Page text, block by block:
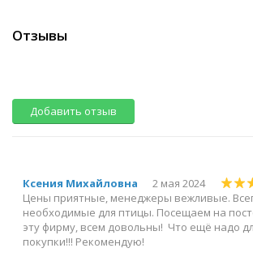
Отзывы
Добавить отзыв
Ксения Михайловна
2 мая 2024
Цены приятные, менеджеры вежливые.
необходимые для птицы. Посещаем на
эту фирму, всем довольны! Что ещё надо
покупки!!! Рекомендую!